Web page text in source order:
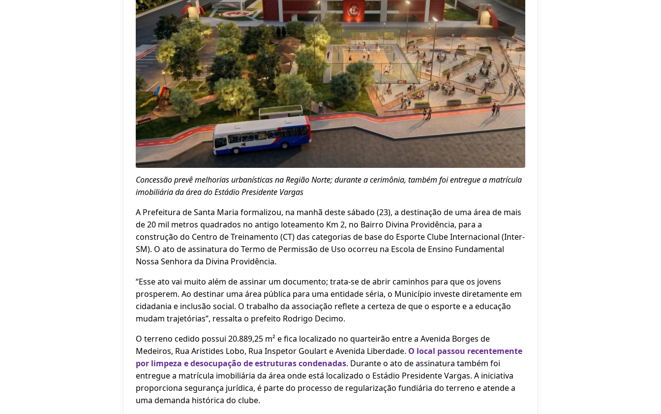
Concessão prevê melhorias urbanísticas na Região Norte; durante a cerimônia, também foi entregue a matrícula
imobiliária da área do Estádio Presidente Vargas
A Prefeitura de Santa Maria formalizou, na manhã deste sábado (23), a destinação de uma área de mais
de 20 mil metros quadrados no antigo loteamento Km 2, no Bairro Divina Providência, para a
construção do Centro de Treinamento (CT) das categorias de base do Esporte Clube Internacional (Inter-
SM). O ato de assinatura do Termo de Permissão de Uso ocorreu na Escola de Ensino Fundamental
Nossa Senhora da Divina Providência.
“Esse ato vai muito além de assinar um documento; trata-se de abrir caminhos para que os jovens
prosperem. Ao destinar uma área pública para uma entidade séria, o Município investe diretamente em
cidadania e inclusão social. O trabalho da associação reflete a certeza de que o esporte e a educação
mudam trajetórias”, ressalta o prefeito Rodrigo Decimo.
O terreno cedido possui 20.889,25 m² e fica localizado no quarteirão entre a Avenida Borges de
Medeiros, Rua Aristides Lobo, Rua Inspetor Goulart e Avenida Liberdade. O local passou recentemente
por limpeza e desocupação de estruturas condenadas. Durante o ato de assinatura também foi
entregue a matrícula imobiliária da área onde está localizado o Estádio Presidente Vargas. A iniciativa
proporciona segurança jurídica, é parte do processo de regularização fundiária do terreno e atende a
uma demanda histórica do clube.